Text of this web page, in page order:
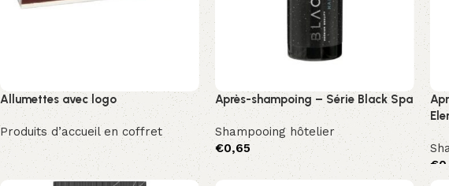
Allumettes avec logo
Produits d’accueil en coffret
Devamını oku
Après-shampoing – Série Black Spa
Shampooing hôtelier
€0,65
Sepete Ekle
€